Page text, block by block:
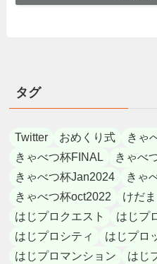
タグ
Twitter おめくり式
きゃ
きゃべつ杯FINAL
きゃべ
きゃべつ杯Jan2024
きゃ
きゃべつ杯oct2022
けだ
はじプロクエスト
はじプ
はじプロシティ
はじプロ
はじプロマンション
はじ